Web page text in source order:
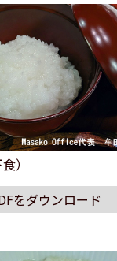
）
をダウンロード